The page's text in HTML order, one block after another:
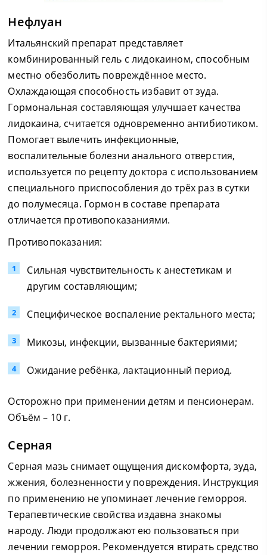
Нефлуан
Итальянский препарат представляет
комбинированный гель с лидокаином, способным
местно обезболить повреждённое место.
Охлаждающая способность избавит от зуда.
Гормональная составляющая улучшает качества
лидокаина, считается одновременно антибиотиком.
Помогает вылечить инфекционные,
воспалительные болезни анального отверстия,
используется по рецепту доктора с использованием
специального приспособления до трёх раз в сутки
до полумесяца. Гормон в составе препарата
отличается противопоказаниями.
Противопоказания:
Сильная чувствительность к анестетикам и
другим составляющим;
Специфическое воспаление ректального места;
Микозы, инфекции, вызванные бактериями;
Ожидание ребёнка, лактационный период.
Осторожно при применении детям и пенсионерам.
Объём – 10 г.
Серная
Серная мазь снимает ощущения дискомфорта, зуда,
жжения, болезненности у повреждения. Инструкция
по применению не упоминает лечение геморроя.
Терапевтические свойства издавна знакомы
народу. Люди продолжают ею пользоваться при
лечении геморроя. Рекомендуется втирать средство